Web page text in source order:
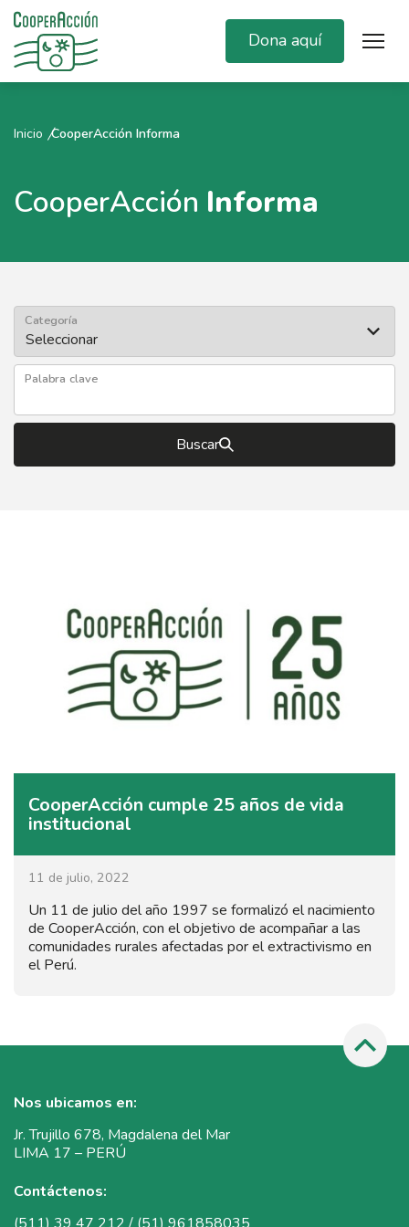
Dona aquí
Inicio CooperAcción Informa
CooperAcción Informa
Categoría
Palabra clave
Buscar
CooperAcción cumple 25 años de vida
institucional
11 de julio, 2022
Un 11 de julio del año 1997 se formalizó el nacimiento
de CooperAcción, con el objetivo de acompañar a las
comunidades rurales afectadas por el extractivismo en
el Perú.
Nos ubicamos en:
Jr. Trujillo 678, Magdalena del Mar
LIMA 17 – PERÚ
Contáctenos: